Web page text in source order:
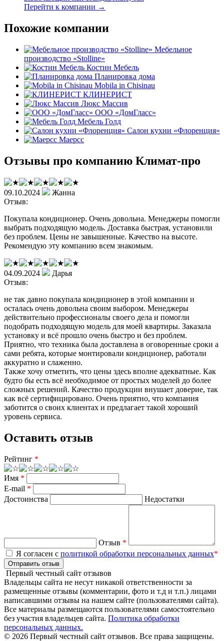
Перейти к компании →
Похожие компании
Мебельное
производство «Stolline»
Костин Мебель
Планировка дома
Mobila in Chisinau
КЛИНЕРИСТ
Люкс Массив
ООО «ДомГласс»
Мебель Голд
Салон кухни «Флоренция»
Маерсс
Отзывы про компанию Климат-про
09.10.2024
Жанна
Отзыв:
Покупала кондиционер. Очень довольна. Менеджеры помогли
выбрать подходящую модель. Доставка быстрая, установили
без проблем. Цены не завышенные. Качество на высоте.
Рекомендую эту компанию всем знакомым.
04.09.2024
Дарья
Отзыв:
не так давно покупала кондиционер в этой компании и
осталась очень довольна своим выбором. Менеджеры
действительно профессионалы своего дела и помогли
подобрать подходящую модель для моей квартиры. Заказала
установку и всё прошло очень быстро и без проблем.
Приятно, что техника была доставлена в оговоренные сроки а
сами ребята, которые монтировали кондиционер, работали
аккуратно и слаженно.
Также хочу отметить, что цены здесь вполне адекватные. Как
будто бы есть всё необходимое от простых моделей до более
сложных решений. Качество продукции внушает доверие, так
как всё сертифицировано. Очень приятно, что компания
заботится о своих клиентах и предлагает такой хороший
уровень сервиса.
Оставить отзыв
Рейтинг *
Имя *
E-mail *
Достоинства
Недостатки
Отзыв *
Я согласен с политикой обработки персональных данных*
Отправить отзыв
Первый честный сайт отзывов
Владельцы сайта не несут никакой ответственности за
размещенные отзывы (комментарии, фото и т.д и т.п.) лицами
написавшими отзывы на нашем сайте (пользователями сайта).
Все материалы размещаются пользователями самостоятельно
без участия владельцев сайта. Политика обработки
персональных данных.
© 2026 Первый честный сайт отзывов. Все права защищены.